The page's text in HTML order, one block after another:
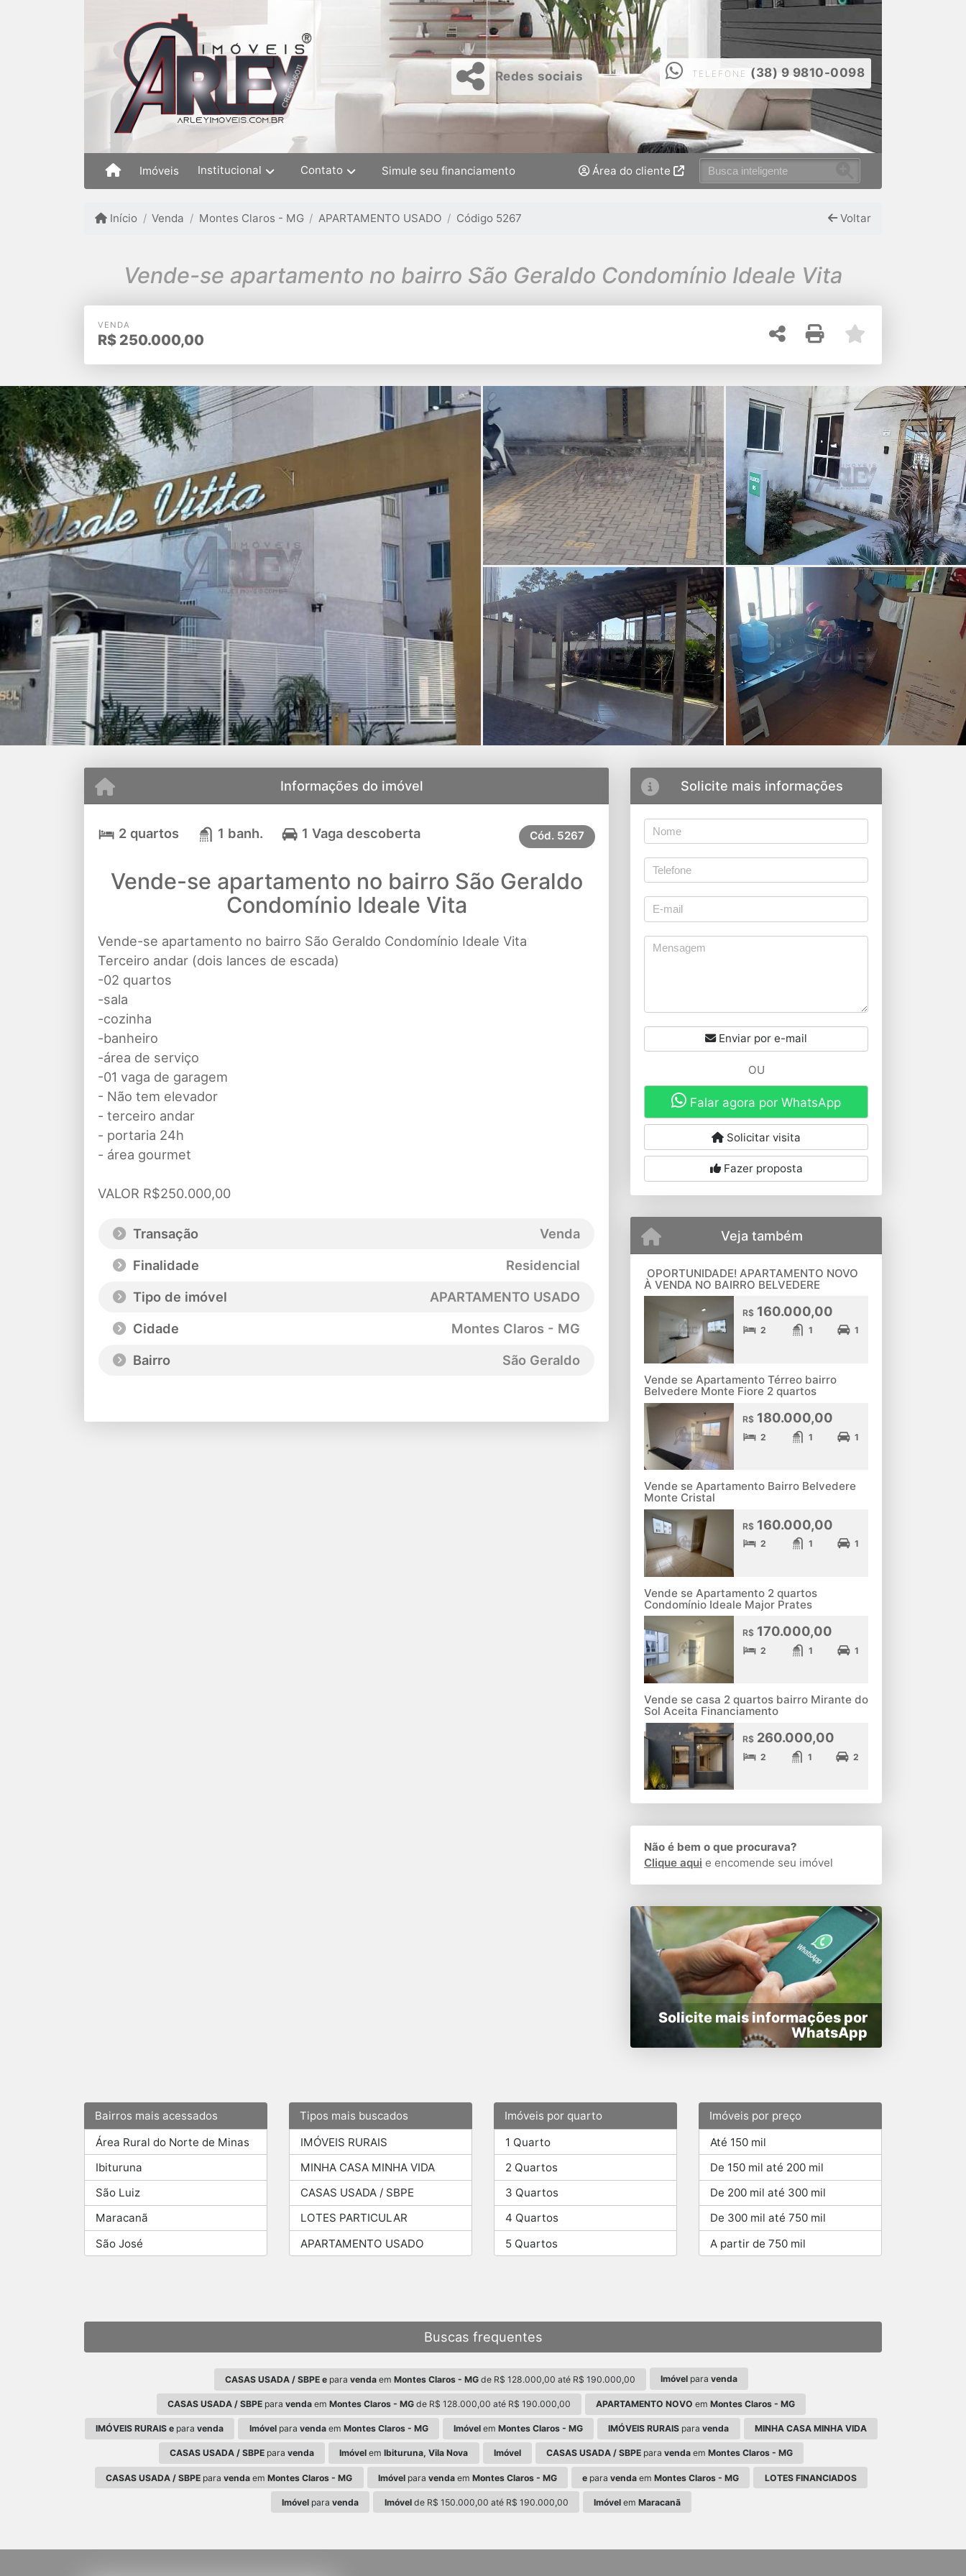
Redes sociais TELEFONE (38) 9 9810-0098
Imóveis Institucional Contato Simule seu financiamento Área do cliente
Início Venda Montes Claros - MG APARTAMENTO USADO Código 5267 Voltar
Vende-se apartamento no bairro São Geraldo Condomínio Ideale Vita
VENDA
R$ 250.000,00
Informações do imóvel
2 quartos 1 banh. 1 Vaga descoberta Cód. 5267
Vende-se apartamento no bairro São Geraldo
Condomínio Ideale Vita
Vende-se apartamento no bairro São Geraldo Condomínio Ideale Vita
Terceiro andar (dois lances de escada)
-02 quartos
-sala
-cozinha
-banheiro
-área de serviço
-01 vaga de garagem
- Não tem elevador
- terceiro andar
- portaria 24h
- área gourmet
VALOR R$250.000,00
Transação
Venda
Finalidade
Residencial
Tipo de imóvel
APARTAMENTO USADO
Cidade
Montes Claros - MG
Bairro
São Geraldo
Solicite mais informações
Enviar por e-mail
OU
Falar agora por WhatsApp
Solicitar visita
Fazer proposta
Veja também
OPORTUNIDADE! APARTAMENTO NOVO
À VENDA NO BAIRRO BELVEDERE
R$160.000,00
2 1 1
Vende se Apartamento Térreo bairro
Belvedere Monte Fiore 2 quartos
R$180.000,00
2 1 1
Vende se Apartamento Bairro Belvedere
Monte Cristal
R$160.000,00
2 1 1
Vende se Apartamento 2 quartos
Condomínio Ideale Major Prates
R$170.000,00
2 1 1
Vende se casa 2 quartos bairro Mirante do
Sol Aceita Financiamento
R$260.000,00
2 1 2
Não é bem o que procurava?
Clique aqui e encomende seu imóvel
Solicite mais informações por
WhatsApp
Bairros mais acessados
Área Rural do Norte de Minas
Ibituruna
São Luiz
Maracanã
São José
Tipos mais buscados
IMÓVEIS RURAIS
MINHA CASA MINHA VIDA
CASAS USADA / SBPE
LOTES PARTICULAR
APARTAMENTO USADO
Imóveis por quarto
1 Quarto
2 Quartos
3 Quartos
4 Quartos
5 Quartos
Imóveis por preço
Até 150 mil
De 150 mil até 200 mil
De 200 mil até 300 mil
De 300 mil até 750 mil
A partir de 750 mil
Buscas frequentes
CASAS USADA / SBPE e para vendaem Montes Claros - MGde R$ 128.000,00 até R$ 190.000,00 Imóvel paravenda
CASAS USADA / SBPEpara vendaem Montes Claros - MGde R$ 128.000,00 até R$ 190.000,00 APARTAMENTO NOVO emMontes Claros - MG
IMÓVEIS RURAIS e paravenda Imóvelpara vendaem Montes Claros - MG Imóvel em Montes Claros - MG IMÓVEIS RURAIS paravenda MINHA CASA MINHA VIDA
CASAS USADA / SBPEpara venda Imóvel emIbituruna, Vila Nova Imóvel CASAS USADA / SBPE paravenda emMontes Claros - MG
CASAS USADA / SBPE paravenda emMontes Claros - MG Imóvelpara vendaem Montes Claros - MG e paravenda emMontes Claros - MG LOTES FINANCIADOS
Imóvel paravenda Imóvelde R$ 150.000,00 até R$ 190.000,00 Imóvelem Maracanã